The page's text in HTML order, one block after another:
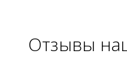
Отзывы